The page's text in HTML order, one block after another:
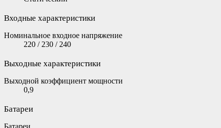
Входные характеристики
Номинальное входное напряжение
220 / 230 / 240
Выходные характеристики
Выходной коэффициент мощности
0,9
Батареи
Батареи